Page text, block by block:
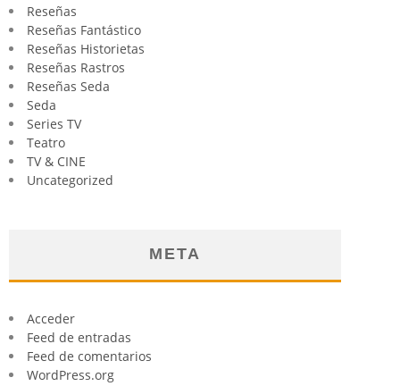
Reseñas
Reseñas Fantástico
Reseñas Historietas
Reseñas Rastros
Reseñas Seda
Seda
Series TV
Teatro
TV & CINE
Uncategorized
META
Acceder
Feed de entradas
Feed de comentarios
WordPress.org